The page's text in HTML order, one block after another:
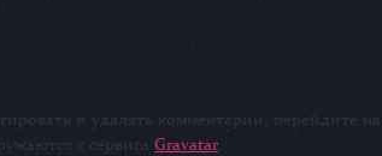
и удалять комментарии, перейдите
с сервиса Gravatar